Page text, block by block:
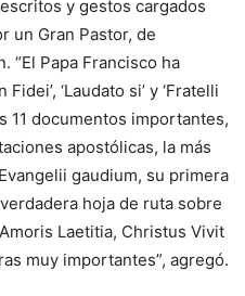
y gestos cargados
un Gran Pastor, de
“El Papa Francisco ha
‘Laudato si’ y ‘Fratelli
11 documentos importantes,
apostólicas, la más
gaudium, su primera
hoja de ruta sobre
Laetitia, Christus Vivit
muy importantes”, agregó.